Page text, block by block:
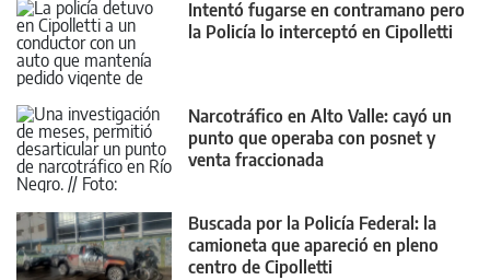
Intentó fugarse en contramano pero
la Policía lo interceptó en Cipolletti
Narcotráfico en Alto Valle: cayó un
punto que operaba con posnet y
venta fraccionada
Buscada por la Policía Federal: la
camioneta que apareció en pleno
centro de Cipolletti